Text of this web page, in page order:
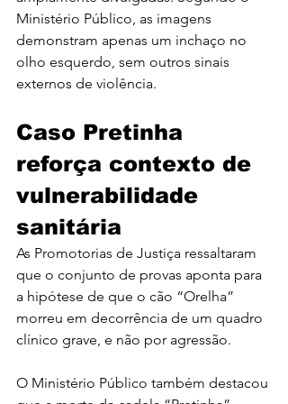
Ministério Público, as imagens
demonstram apenas um inchaço no
olho esquerdo, sem outros sinais
externos de violência.
Caso Pretinha
reforça contexto de
vulnerabilidade
sanitária
As Promotorias de Justiça ressaltaram
que o conjunto de provas aponta para
a hipótese de que o cão “Orelha”
morreu em decorrência de um quadro
clínico grave, e não por agressão.
O Ministério Público também destacou